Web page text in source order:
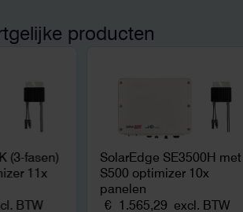
noodstroom voor de
netcongestie.
producten
(3-fasen)
11x
BTW
SolarEdge SE3500H met
S500 optimizer 10x
panelen
€ 1.565,29 excl. BTW